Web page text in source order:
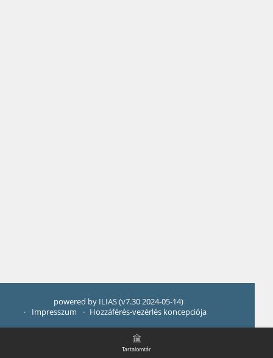
Tartalomtár
powered by ILIAS (v7.30 2024-05-14)
Impresszum
Hozzáférés-vezérlés koncepciója